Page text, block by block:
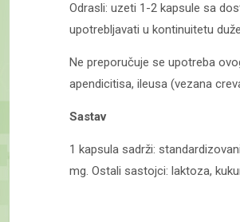
Odrasli: uzeti 1-2 kapsule sa
upotrebljavati u kontinuitetu
Ne preporučuje se upotreba
apendicitisa, ileusa (vezana
Sastav
1 kapsula sadrži:
mg. Ostali sastojci: laktoza,